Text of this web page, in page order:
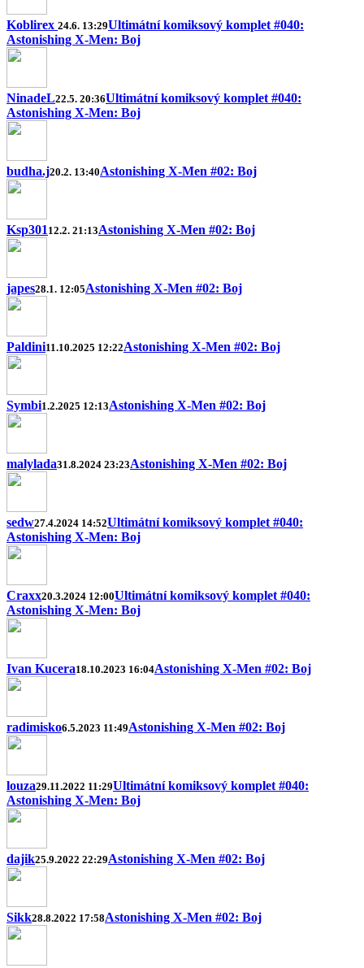
Koblirex 24.6. 13:29Ultimátní komiksový komplet #040:
Astonishing X-Men: Boj
NinadeL22.5. 20:36Ultimátní komiksový komplet #040:
Astonishing X-Men: Boj
budha.j20.2. 13:40Astonishing X-Men #02: Boj
Ksp301 12.2. 21:13Astonishing X-Men #02: Boj
japes28.1. 12:05Astonishing X-Men #02: Boj
Paldini11.10.2025 12:22Astonishing X-Men #02: Boj
Symbi1.2.2025 12:13Astonishing X-Men #02: Boj
malylada31.8.2024 23:23Astonishing X-Men #02: Boj
sedw27.4.2024 14:52Ultimátní komiksový komplet #040:
Astonishing X-Men: Boj
Craxx20.3.2024 12:00Ultimátní komiksový komplet #040:
Astonishing X-Men: Boj
Ivan Kucera18.10.2023 16:04Astonishing X-Men #02: Boj
radimisko6.5.2023 11:49Astonishing X-Men #02: Boj
louza29.11.2022 11:29Ultimátní komiksový komplet #040:
Astonishing X-Men: Boj
dajik25.9.2022 22:29Astonishing X-Men #02: Boj
Sikk28.8.2022 17:58Astonishing X-Men #02: Boj